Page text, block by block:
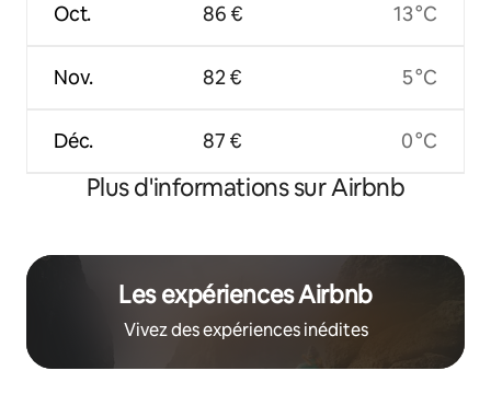
Oct.
Nov.
Déc.
86 €
82 €
87 €
13 °C
5 °C
0 °C
Plus d'informations sur Airbnb
Les expériences Airbnb
Vivez des expériences inédites